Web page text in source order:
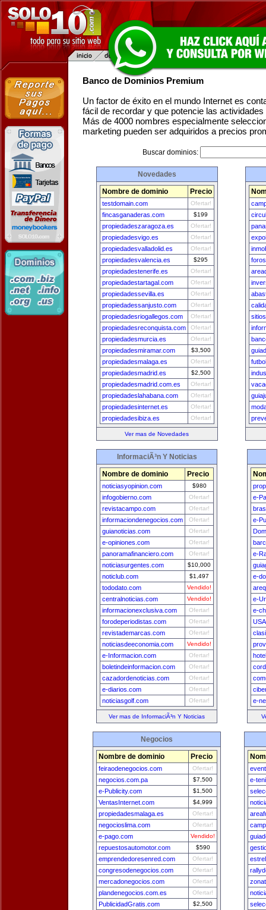
Banco de Dominios Premium
Un factor de éxito en el mundo Internet es
fácil de recordar y que potencie las
Más de 4000 nombres especialmente
marketing pueden ser adquiridos a precios
Buscar dominios:
Novedades
Nombre de dominio Precio
testdomain.com Ofertar!
fincasganaderas.com $199
propiedadeszaragoza.es Ofertar!
propiedadesvigo.es Ofertar!
propiedadesvalladolid.es Ofertar!
propiedadesvalencia.es $295
propiedadestenerife.es Ofertar!
propiedadestartagal.com Ofertar!
propiedadessevilla.es Ofertar!
propiedadessanjusto.com Ofertar!
propiedadesriogallegos.com Ofertar!
propiedadesreconquista.com Ofertar!
propiedadesmurcia.es Ofertar!
propiedadesmiramar.com $3,500
propiedadesmalaga.es Ofertar!
propiedadesmadrid.es $2,500
propiedadesmadrid.com.es Ofertar!
propiedadeslahabana.com Ofertar!
propiedadesinternet.es Ofertar!
propiedadesibiza.es Ofertar!
Ver mas de Novedades
InformaciÃ³n Y Noticias
Nombre de dominio Precio
noticiasyopinion.com $980
infogobierno.com Ofertar!
revistacampo.com Ofertar!
informaciondenegocios.com Ofertar!
guianoticias.com Ofertar!
e-opiniones.com Ofertar!
panoramafinanciero.com Ofertar!
noticiasurgentes.com $10,000
noticlub.com $1,497
tododato.com Vendido!
centralnoticias.com Vendido!
informacionexclusiva.com Ofertar!
forodeperiodistas.com Ofertar!
revistademarcas.com Ofertar!
noticiasdeeconomia.com Vendido!
e-Informacion.com Ofertar!
boletindeinformacion.com Ofertar!
cazadordenoticias.com Ofertar!
e-diarios.com Ofertar!
noticiasgolf.com Ofertar!
Ver mas de InformaciÃ³n Y Noticias
e-
e-
e-
e-
e-
e-
e-
Negocios
Nombre de dominio Precio
feiraodenegocios.com Ofertar!
negocios.com.pa $7,500
e-Publicity.com $1,500
VentasInternet.com $4,999
propiedadesmalaga.es Ofertar!
negocioslima.com Ofertar!
e-pago.com Vendido!
repuestosautomotor.com $590
emprendedoresenred.com Ofertar!
congresodenegocios.com Ofertar!
mercadonegocios.com Ofertar!
plandenegocios.com.es Ofertar!
PublicidadGratis.com $2,500
e-